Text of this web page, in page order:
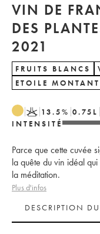
VIN DE
DES
2021
FRUITS BLANCS
ETOILE
K 13.5% 0.75 L
INTENSITÉ
Parce que cette cuvée
la quête du vin idéal
la méditation.
Plus d'infos
DESCRIPTION